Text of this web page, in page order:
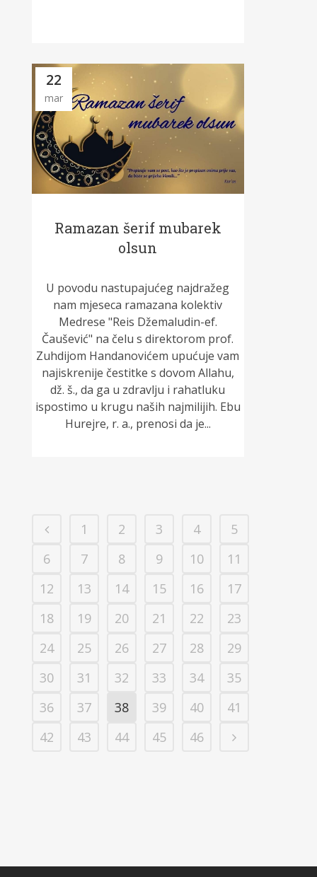
22
mar
Ramazan šerif mubarek
olsun
U povodu nastupajućeg najdražeg
nam mjeseca ramazana kolektiv
Medrese "Reis Džemaludin-ef.
Čaušević" na čelu s direktorom prof.
Zuhdijom Handanovićem upućuje vam
najiskrenije čestitke s dovom Allahu,
dž. š., da ga u zdravlju i rahatluku
ispostimo u krugu naših najmilijih. Ebu
Hurejre, r. a., prenosi da je...
1 2 3 4
5
6
7 8 9 10
11
12
13 14 15 16
17
18
19 20 21 22
23
24
25 26 27 28
29
30
31 32 33 34
35
36
37 38 39 40
41
42
43 44 45 46